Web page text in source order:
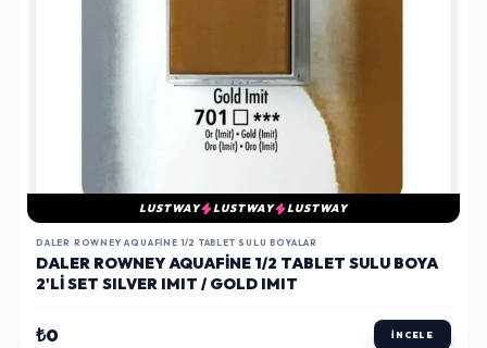
LUSTWAY LUSTWAY LUSTWAY
DALER ROWNEY AQUAFINE 1/2 TABLET SULU BOYALAR
DALER ROWNEY AQUAFINE 1/2 TABLET SULU BOYA
2'LI SET SILVER IMIT / GOLD IMIT
₺0 İNCELE